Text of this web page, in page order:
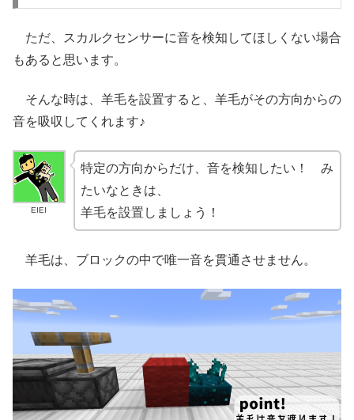
ただ、スカルクセンサーに音を検知してほしくない場合
もあると思います。
そんな時は、羊毛を設置すると、羊毛がその方向からの
音を吸収してくれます♪
EIEI
特定の方向からだけ、音を検知したい！ み
たいなときは、
羊毛を設置しましょう！
羊毛は、ブロックの中で唯一音を貫通させません。